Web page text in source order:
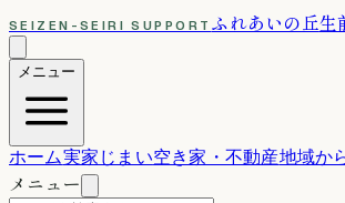
SEIZEN-SEIRI SUPPORT ふれあいの丘生
メニュー
ホーム実家じまい空き家・不動産地域か
メニュー